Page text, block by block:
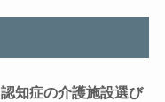
認知症の介護施設選び